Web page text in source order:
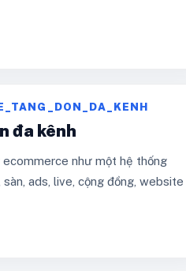
đa kênh
như một hệ thống
sàn, ads, live, cộng đồng, website